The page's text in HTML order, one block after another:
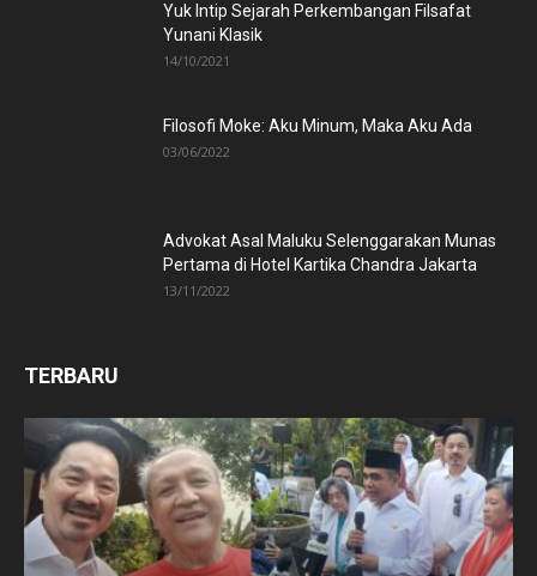
Yuk Intip Sejarah Perkembangan Filsafat
Yunani Klasik
14/10/2021
Filosofi Moke: Aku Minum, Maka Aku Ada
03/06/2022
Advokat Asal Maluku Selenggarakan Munas
Pertama di Hotel Kartika Chandra Jakarta
13/11/2022
TERBARU